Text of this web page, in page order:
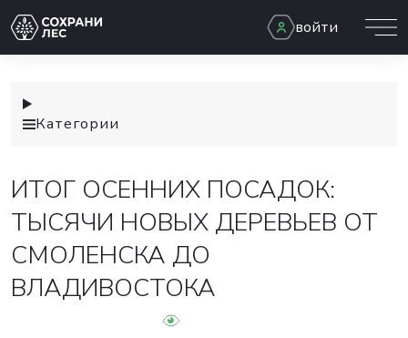
войти
Категории
ИТОГ ОСЕННИХ ПОСАДОК:
ТЫСЯЧИ НОВЫХ ДЕРЕВЬЕВ ОТ
СМОЛЕНСКА ДО
ВЛАДИВОСТОКА